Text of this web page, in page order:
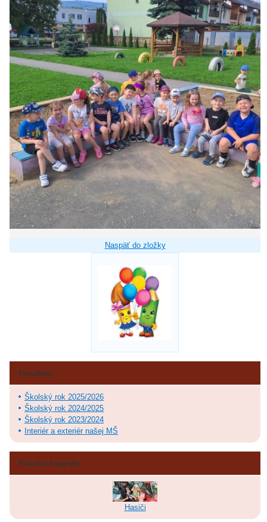
Naspäť do zložky
Fotoalbum
Školský rok 2025/2026
Školský rok 2024/2025
Školský rok 2023/2024
Interiér a exteriér našej MŠ
Posledné fotografie
Hasiči